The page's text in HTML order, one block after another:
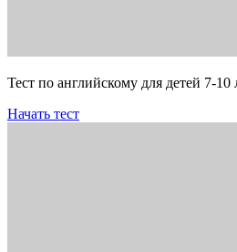
Тест по английскому для детей 7-10
Начать тест